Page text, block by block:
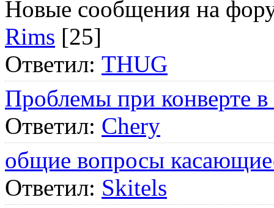
Новые сообщения на
Rims [25]
Ответил: THUG
Проблемы при конверте
Ответил: Chery
общие вопросы
Ответил: Skitels